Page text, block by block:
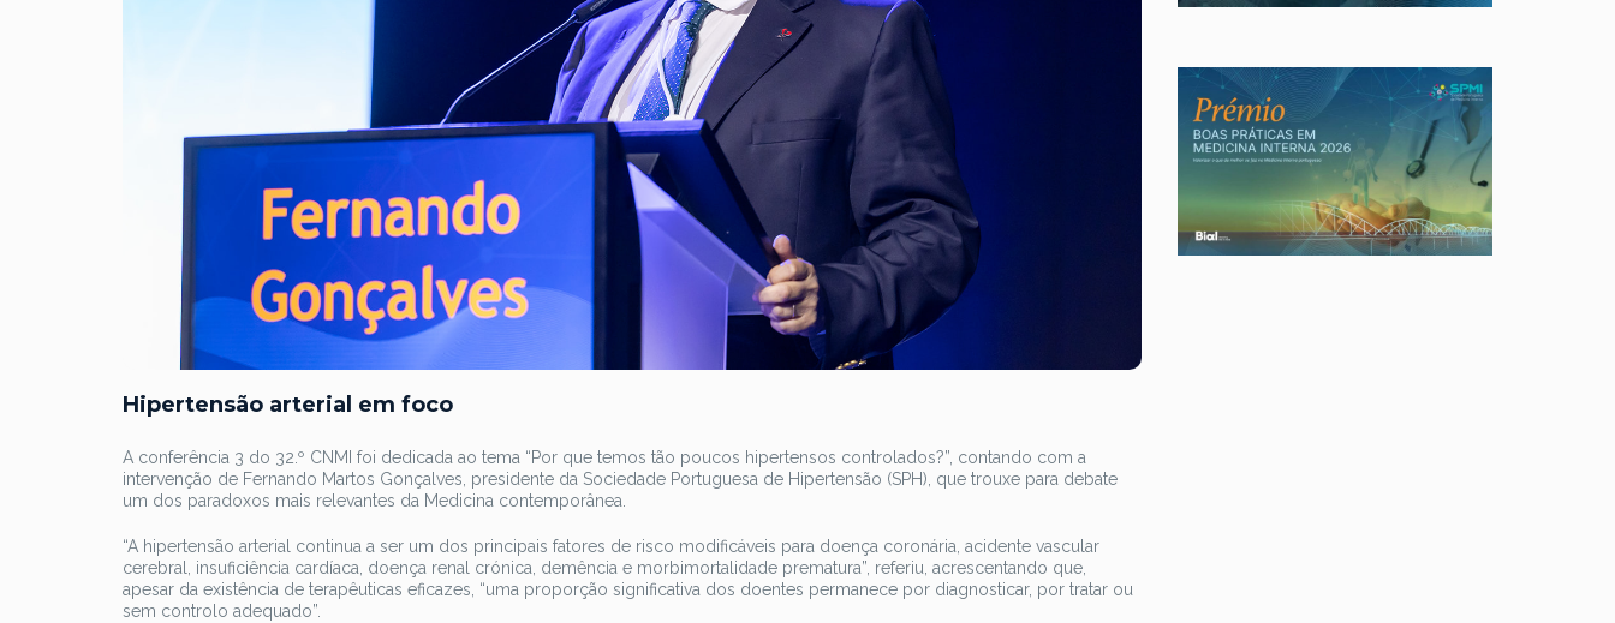
Hipertensão arterial em foco
A conferência 3 do 32.º CNMI foi dedicada ao tema “Por que temos tão poucos hipertensos controlados?”, contando com a
intervenção de Fernando Martos Gonçalves, presidente da Sociedade Portuguesa de Hipertensão (SPH), que trouxe para debate
um dos paradoxos mais relevantes da Medicina contemporânea.
“A hipertensão arterial continua a ser um dos principais fatores de risco modificáveis para doença coronária, acidente vascular
cerebral, insuficiência cardíaca, doença renal crónica, demência e morbimortalidade prematura”, referiu, acrescentando que,
apesar da existência de terapêuticas eficazes, “uma proporção significativa dos doentes permanece por diagnosticar, por tratar ou
sem controlo adequado”.